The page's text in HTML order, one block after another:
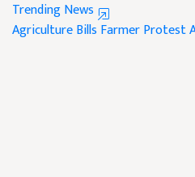
Trending News
Agriculture Bills Farmer Protest